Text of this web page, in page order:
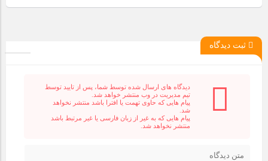
ثبت دیدگاه
دیدگاه های ارسال شده توسط شما، پس از تایید توسط
تیم مدیریت در وب منتشر خواهد شد.
پیام هایی که حاوی تهمت یا افترا باشد منتشر نخواهد
شد.
پیام هایی که به غیر از زبان فارسی یا غیر مرتبط باشد
منتشر نخواهد شد.